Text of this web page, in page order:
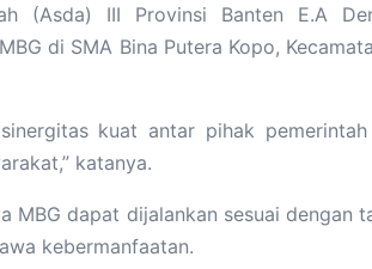
(Asda) III Provinsi Banten E.A
di SMA Bina Putera Kopo,
kuat antar pihak
katanya.
MBG dapat dijalankan sesuai dengan
kebermanfaatan.